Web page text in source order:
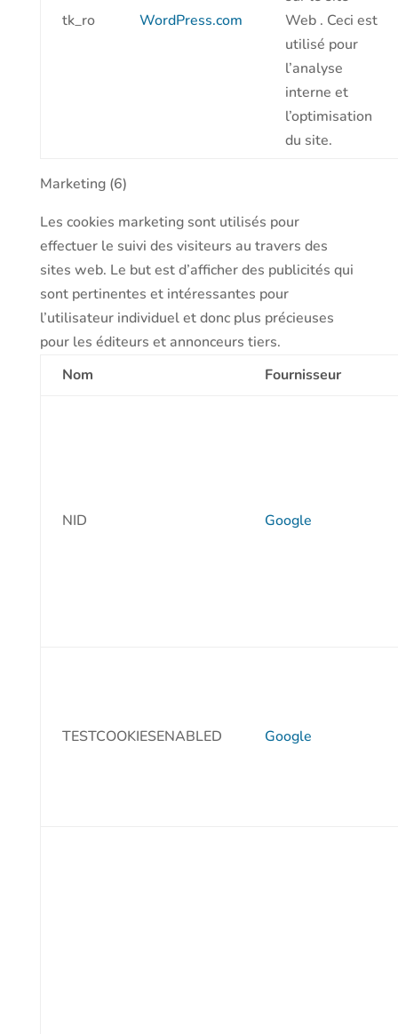
tk_ro WordPress.com
Web . Ceci est
utilisé pour
l’analyse
interne et
l’optimisation
du site.
Marketing (6)
Les cookies marketing sont utilisés pour
effectuer le suivi des visiteurs au travers des
sites web. Le but est d’afficher des publicités qui
sont pertinentes et intéressantes pour
l’utilisateur individuel et donc plus précieuses
pour les éditeurs et annonceurs tiers.
Nom
Fournisseur
NID Google
TESTCOOKIESENABLED Google